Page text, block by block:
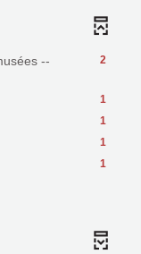
2
--
1
1
1
1